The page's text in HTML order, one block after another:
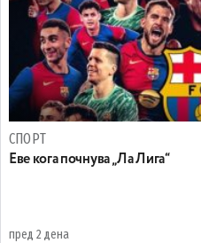
СПОРТ
Еве кога почнува „Ла Лига“
пред 2 дена